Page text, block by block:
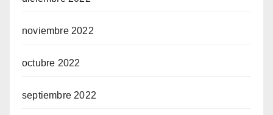
noviembre 2022
octubre 2022
septiembre 2022